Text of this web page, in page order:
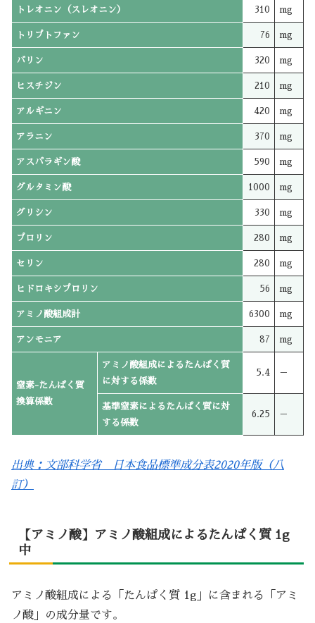
トレオニン（スレオニン） 310 mg
トリプトファン 76 mg
バリン 320 mg
ヒスチジン 210 mg
アルギニン 420 mg
アラニン 370 mg
アスパラギン酸 590 mg
グルタミン酸 1000 mg
グリシン 330 mg
プロリン 280 mg
セリン 280 mg
ヒドロキシプロリン 56 mg
アミノ酸組成計 6300 mg
アンモニア 87 mg
窒素-たんぱく質
換算係数
アミノ酸組成によるたんぱく質
に対する係数
5.4 －
基準窒素によるたんぱく質に対
する係数
6.25 －
出典：文部科学省 日本食品標準成分表2020年版（八
訂）
【アミノ酸】アミノ酸組成によるたんぱく質 1g
中
アミノ酸組成による「たんぱく質 1g」に含まれる「アミ
ノ酸」の成分量です。